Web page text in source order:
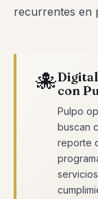
recurrentes en
🐙con
Pulpo
buscan
reporte